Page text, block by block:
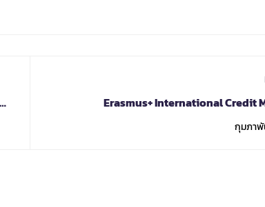
Erasmus+ International Credit
กุมภาพั